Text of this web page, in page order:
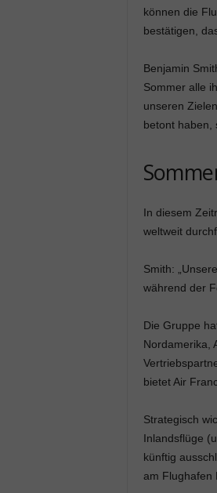
können die
bestätigen,
Benjamin
Sommer alle
unseren
betont haben,
In diesem
weltweit
Smith:
während der
Die Gruppe
Nordamerika,
bietet Air
Strategisch
Inlandsflüge
künftig
am Flughafen